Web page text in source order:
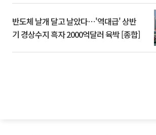
반도체 날개 달고 날았다⋯'역대급' 상반
기 경상수지 흑자 2000억달러 육박 [종합]